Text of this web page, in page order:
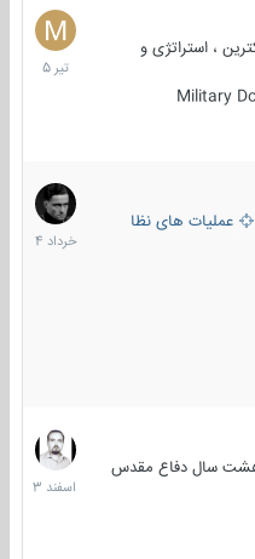
، استراتژی و
Military
27
تیر
1405
عملیات های نظامی خارجی
5
خرداد
1404
سال دفاع مقدس
20
اسفند
1403